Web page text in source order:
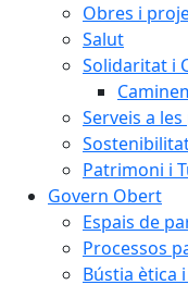
Obres i
Salut
Solidaritat i
Serveis a
Patrimoni i
Govern Obert
Espais de
Processos
Bústia ètica